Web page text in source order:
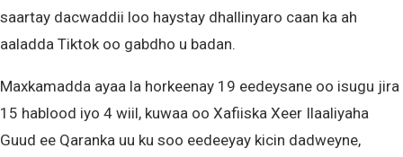
saartay dacwaddii loo haystay dhallinyaro caan ka ah
aaladda Tiktok oo gabdho u badan.
Maxkamadda ayaa la horkeenay 19 eedeysane oo isugu jira
15 hablood iyo 4 wiil, kuwaa oo Xafiiska Xeer Ilaaliyaha
Guud ee Qaranka uu ku soo eedeeyay kicin dadweyne,